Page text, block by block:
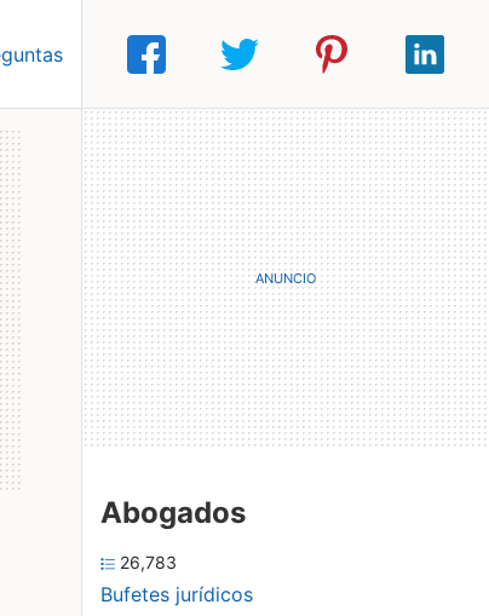
Abogados
26,783
Bufetes jurídicos